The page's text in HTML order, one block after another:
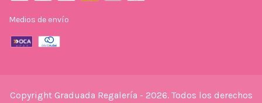
Medios de envío
Copyright Graduada Regalería - 2026. Todos los derechos